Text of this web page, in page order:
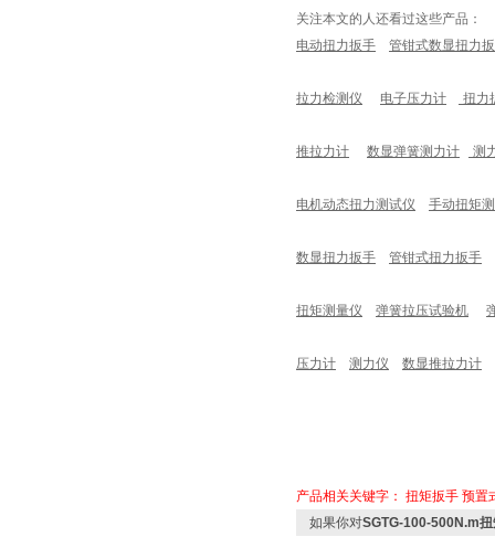
关注本文的人还看过这些产品：
电动扭力扳手
管钳式数显扭力
拉力检测仪 电子压力计 扭力
推拉力计 数显弹簧测力计 测
电机动态扭力测试仪 手动扭矩
数显扭力扳手 管钳式扭力扳手
扭矩测量仪 弹簧拉压试验机
压力计 测力仪 数显推拉力计
产品相关关键字： 扭矩扳手 预置
如果你对SGTG-100-500N.m